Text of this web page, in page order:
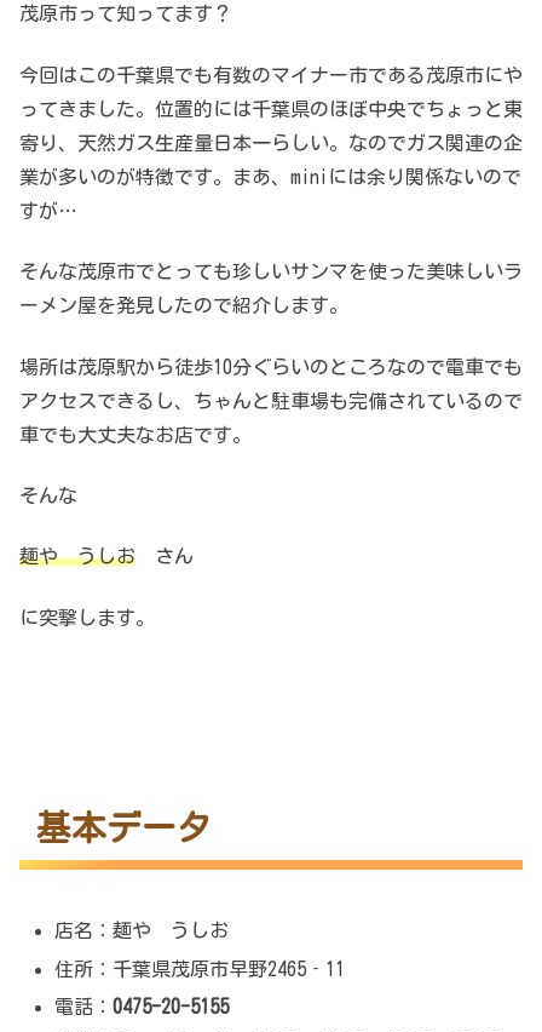
茂原市って知ってます？
今回はこの千葉県でも有数のマイナー市である茂原市にや
ってきました。位置的には千葉県のほぼ中央でちょっと東
寄り、天然ガス生産量日本一らしい。なのでガス関連の企
業が多いのが特徴です。まあ、miniには余り関係ないので
すが…
そんな茂原市でとっても珍しいサンマを使った美味しいラ
ーメン屋を発見したので紹介します。
場所は茂原駅から徒歩10分ぐらいのところなので電車でも
アクセスできるし、ちゃんと駐車場も完備されているので
車でも大丈夫なお店です。
そんな
麺や うしお さん
に突撃します。
基本データ
店名：麺や うしお
住所：千葉県茂原市早野2465‐11
電話：0475-20-5155